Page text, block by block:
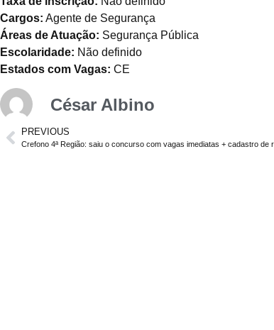
Cargos: Agente de Segurança
Áreas de Atuação: Segurança Pública
Escolaridade: Não definido
Estados com Vagas: CE
César Albino
PREVIOUS